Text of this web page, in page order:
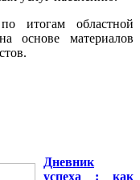
итогам областной
основе материалов
Дневник
успеха : как